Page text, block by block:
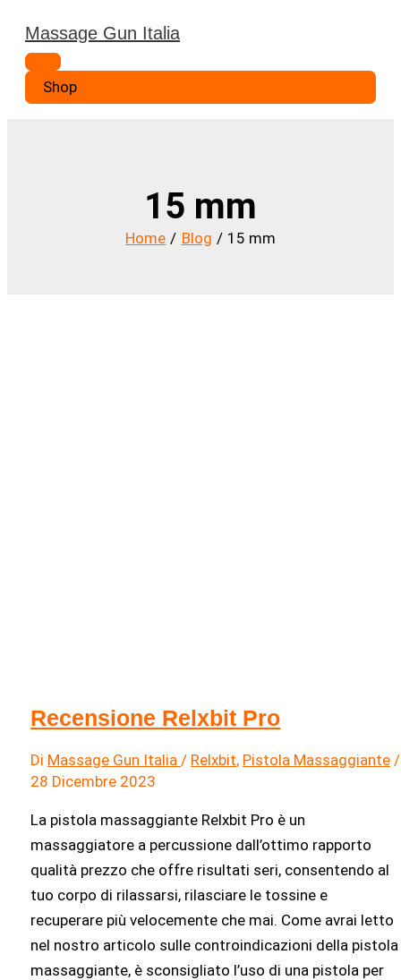
contenuto
Massage Gun Italia
Menu
principale
Shop
15 mm
Home Blog 15 mm
Recensione Relxbit Pro
Di Massage Gun Italia / Relxbit, Pistola Massaggiante /
28 Dicembre 2023
La pistola massaggiante Relxbit Pro è un
massaggiatore a percussione dall’ottimo rapporto
qualità prezzo che offre risultati seri, consentendo al
tuo corpo di rilassarsi, rilasciare le tossine e
recuperare più velocemente che mai. Come avrai letto
nel nostro articolo sulle controindicazioni della pistola
massaggiante, è sconsigliato l’uso di una pistola per